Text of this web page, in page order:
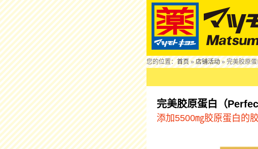
您的位置：首页»店铺活动» 完美胶原蛋
完美胶原蛋白（
添加5500㎎胶原蛋白的